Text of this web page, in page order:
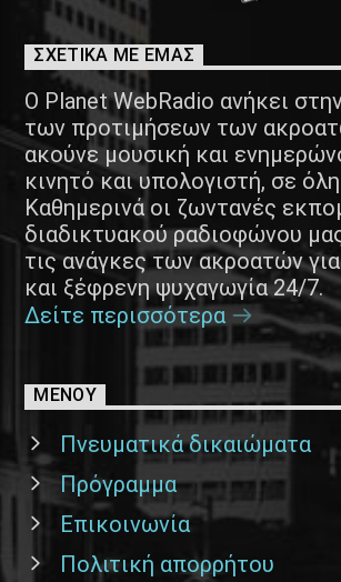
ΣΧΕΤΙΚΑ ΜΕ ΕΜΑΣ
Ο Planet WebRadio ανήκει
των προτιμήσεων των
ακούνε μουσική και
κινητό και υπολογιστή, σε
Καθημερινά οι ζωντανές
διαδικτυακού ραδιοφώνου
τις ανάγκες των ακροατών
και ξέφρενη ψυχαγωγία 24/7.
Δείτε περισσότερα
ΜΕΝΟΥ
Πνευματικά δικαιώματα
Πρόγραμμα
Επικοινωνία
Πολιτική απορρήτου